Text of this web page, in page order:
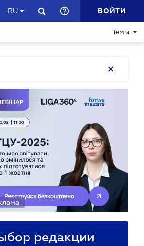
RU ВОЙТИ
Темы
редакции